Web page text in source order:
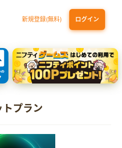
新規登録(無料) ログイン
家族カード発行） dカード GOLD
ディズニープラス) セットプラン
プラン